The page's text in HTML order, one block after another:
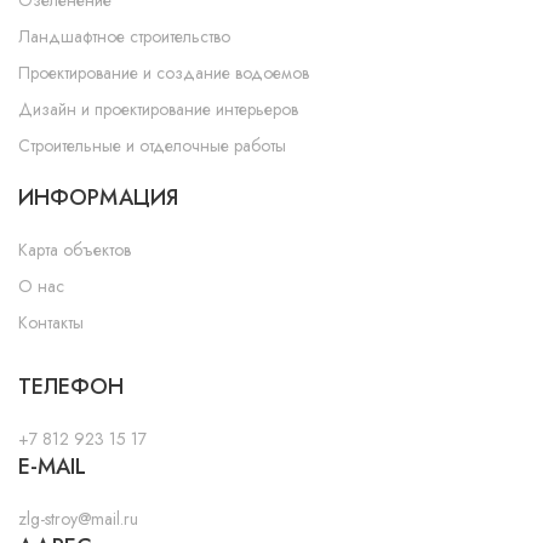
Ландшафтное строительство
Проектирование и создание водоемов
Дизайн и проектирование интерьеров
Строительные и отделочные работы
ИНФОРМАЦИЯ
Карта объектов
О нас
Контакты
ТЕЛЕФОН
+7 812 923 15 17
E-MAIL
zlg-stroy@mail.ru